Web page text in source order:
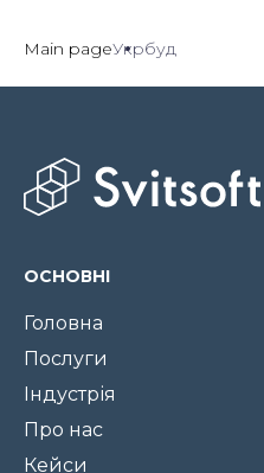
Main pageУкрбуд
ОСНОВНІ
Головна
Послуги
Індустрія
Про нас
Кейси